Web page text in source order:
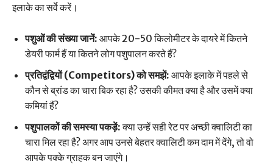
इलाके का सर्वे करें।
पशुओं की संख्या जानें: आपके 20-50 किलोमीटर के दायरे में कितने
डेयरी फार्म हैं या कितने लोग पशुपालन करते हैं?
प्रतिद्वंद्वियों (Competitors) को समझें: आपके इलाके में पहले से
कौन से ब्रांड का चारा बिक रहा है? उसकी कीमत क्या है और उसमें क्या
कमियां हैं?
पशुपालकों की समस्या पकड़ें:क्या उन्हें सही रेट पर अच्छी क्वालिटी का
चारा मिल रहा है? अगर आप उनसे बेहतर क्वालिटी कम दाम में देंगे, तो वो
आपके पक्के ग्राहक बन जाएंगे।